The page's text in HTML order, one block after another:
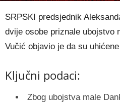
SRPSKI predsjednik
dvije osobe priznale ubojstvo
Vučić objavio je da su
Ključni podaci:
Zbog ubojstva male